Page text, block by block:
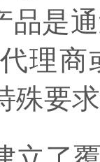
品是
理商
殊要